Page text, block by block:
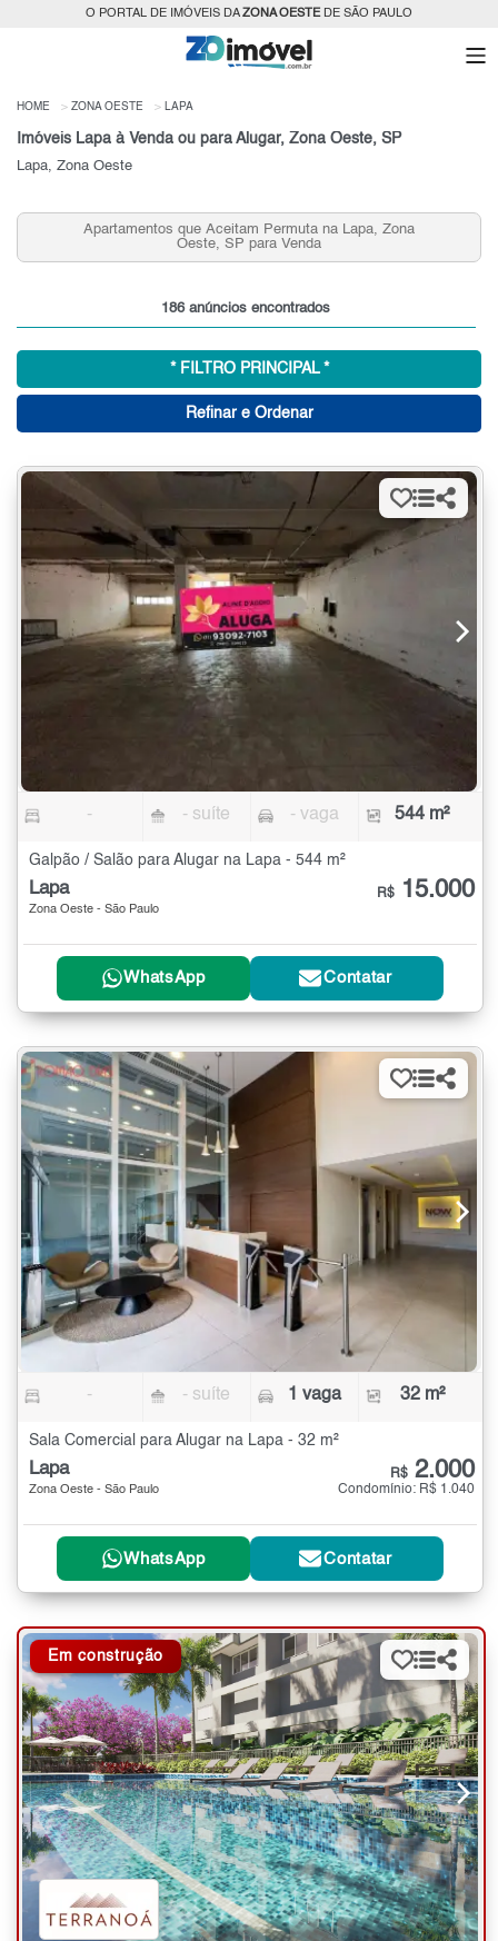
O PORTAL DE IMÓVEIS DAZONA OESTEDE SÃO PAULO
HOME ZONA OESTE LAPA
Imóveis Lapa à Venda ou para Alugar, Zona Oeste, SP
Lapa, Zona Oeste
Apartamentos 2 Quartos na Lapa, Zona Oeste, SP para
Venda
186 anúncios encontrados
* FILTRO PRINCIPAL *
Refinar e Ordenar
- - suíte - vaga 544 m²
Galpão / Salão para Alugar na Lapa - 544 m²
Lapa
Zona Oeste - São Paulo
R$ 15.000
WhatsApp Contatar
- - suíte 1 vaga 32 m²
Sala Comercial para Alugar na Lapa - 32 m²
Lapa
Zona Oeste - São Paulo
R$ 2.000
Condomínio: R$ 1.040
WhatsApp Contatar
Em construção